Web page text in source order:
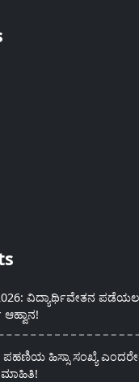
ವಿದ್ಯಾರ್ಥಿವೇತನ
ಹಿಸ್ಸಾ ಸಂಖ್ಯೆ
ಮಾಹಿತಿ!